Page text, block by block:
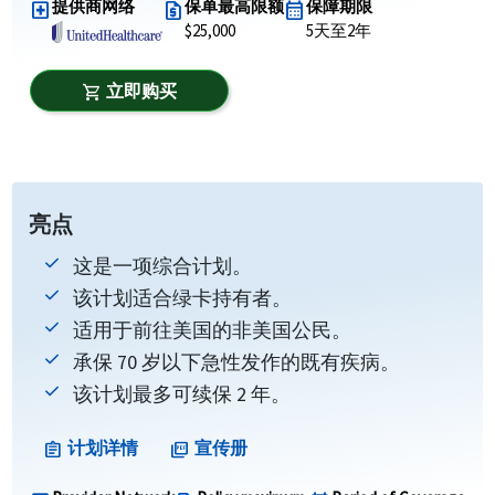
local_hospital提供商网络 request_quote保单最高限额
$25,000
calendar_month保障期限
5天至2年
shopping_cart 立即购买
亮点
这是一项综合计划。
该计划适合绿卡持有者。
适用于前往美国的非美国公民。
承保 70 岁以下急性发作的既有疾病。
该计划最多可续保 2 年。
assignment 计划详情 picture_as_pdf 宣传册